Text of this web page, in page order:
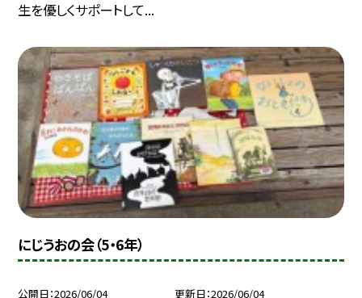
生を優しくサポートして...
にじうおの会（5・6年）
公開日 2026/06/04 更新日 2026/06/04